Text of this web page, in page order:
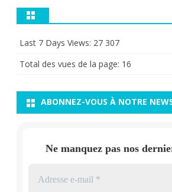
Last 7 Days Views: 27 307
Total des vues de la page: 16
ABONNEZ-VOUS À NOTRE
Ne manquez pas nos